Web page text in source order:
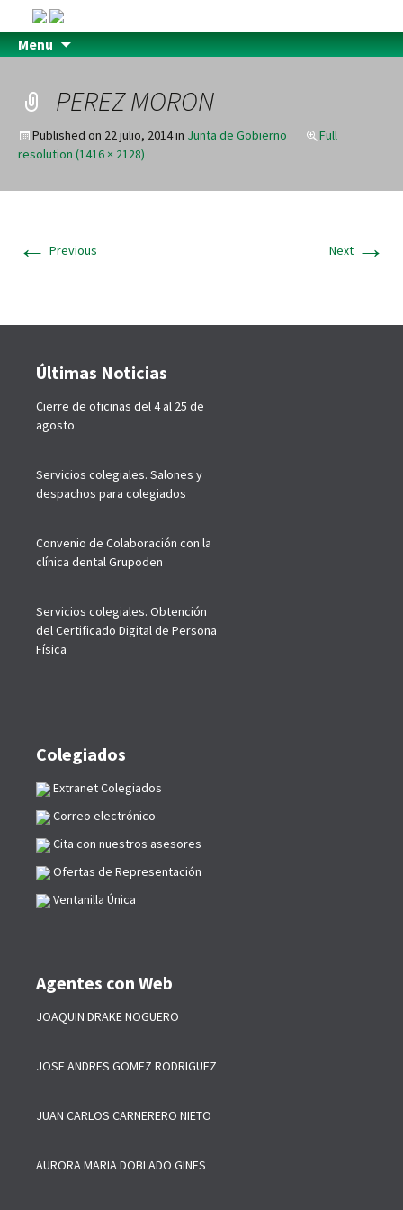
Menu
PEREZ MORON
Published on 22 julio, 2014in Junta de Gobierno
Full
resolution (1416 × 2128)
← Previous Next →
Últimas Noticias
Cierre de oficinas del 4 al 25 de
agosto
Servicios colegiales. Salones y
despachos para colegiados
Convenio de Colaboración con la
clínica dental Grupoden
Servicios colegiales. Obtención
del Certificado Digital de Persona
Física
Colegiados
Extranet Colegiados
Correo electrónico
Cita con nuestros asesores
Ofertas de Representación
Ventanilla Única
Agentes con Web
JOAQUIN DRAKE NOGUERO
JOSE ANDRES GOMEZ RODRIGUEZ
JUAN CARLOS CARNERERO NIETO
AURORA MARIA DOBLADO GINES